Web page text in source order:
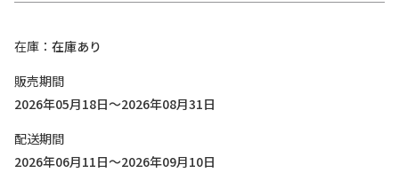
在庫
在庫あり
販売期間
2026年05月18日～2026年08月31日
配送期間
2026年06月11日～2026年09月10日